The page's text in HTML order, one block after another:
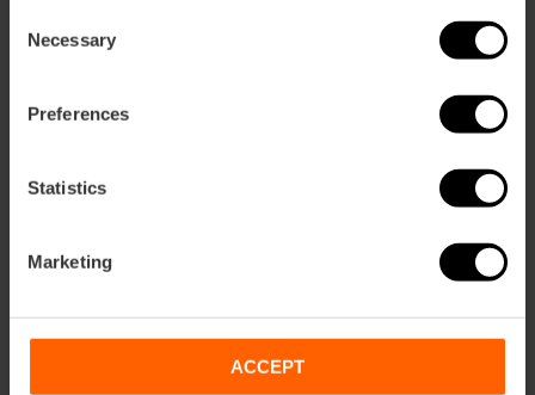
Selection
Necessary
Preferences
Statistics
Marketing
ACCEPT
Directions